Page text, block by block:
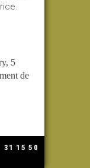
5
de
31 15 50